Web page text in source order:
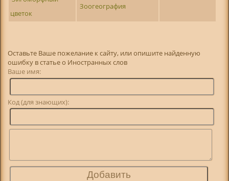
цветок
Зоогеография
Оставьте Ваше пожелание к сайту, или опишите найденную
ошибку в статье о Иностранных слов
Ваше имя:
Код (для знающих):